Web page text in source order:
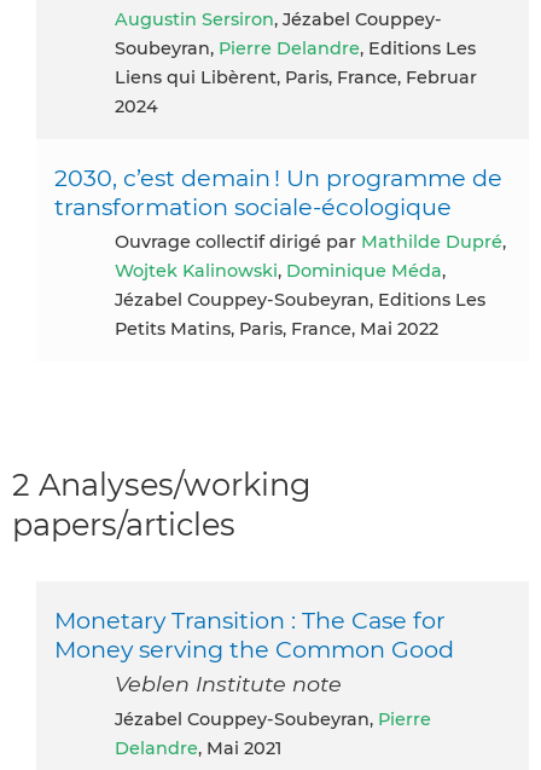
Augustin Sersiron, Jézabel Couppey-
Soubeyran, Pierre Delandre, Editions Les
Liens qui Libèrent, Paris, France, Februar
2024
2030, c’est demain ! Un programme de
transformation sociale-écologique
Ouvrage collectif dirigé par Mathilde Dupré,
Wojtek Kalinowski, Dominique Méda,
Jézabel Couppey-Soubeyran, Editions Les
Petits Matins, Paris, France, Mai 2022
2 Analyses/working
papers/articles
Monetary Transition : The Case for
Money serving the Common Good
Veblen Institute note
Jézabel Couppey-Soubeyran, Pierre
Delandre, Mai 2021